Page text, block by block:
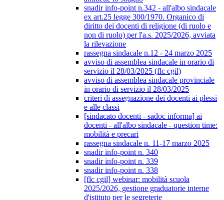
snadir info-point n.342 - all'albo sindacale
ex art.25 legge 300/1970. Organico di
diritto dei docenti di religione (di ruolo e
non di ruolo) per l'a.s. 2025/2026, avviata
la rilevazione
rassegna sindacale n.12 - 24 marzo 2025
avviso di assemblea sindacale in orario di
servizio il 28/03/2025 (flc cgil)
avviso di assemblea sindacale provinciale
in orario di servizio il 28/03/2025
criteri di assegnazione dei docenti ai plessi
e alle classi
[sindacato docenti - sadoc informa] ai
docenti - all'albo sindacale - question time:
mobilità e precari
rassegna sindacale n. 11-17 marzo 2025
snadir info-point n. 340
snadir info-point n. 339
snadir info-point n. 338
[flc cgil] webinar: mobilità scuola
2025/2026, gestione graduatorie interne
d'istituto per le segreterie